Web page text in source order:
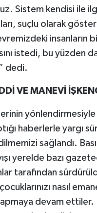
Sistem kendisi ile
suçlu olarak
insanların
istedi, bu yüzden
dedi.
VE MANEVİ
yönlendirmesiyle
haberlerle yargı
sağlandı.
yerelde bazı
tarafından
nasıl
devam ettiler.